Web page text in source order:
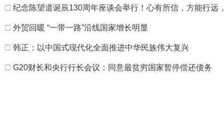
□ 纪念陈望道诞辰130周年座谈会举行！心有所信，方能行远
□ 外贸回暖 “一带一路”沿线国家增长明显
□ 韩正：以中国式现代化全面推进中华民族伟大复兴
□ G20财长和央行行长会议：同意最贫穷国家暂停偿还债务